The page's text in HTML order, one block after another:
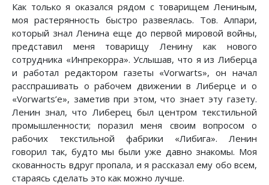
Как только я оказался рядом с товарищем Лениным,
моя растерянность быстро развеялась. Тов. Алпари,
который знал Ленина еще до первой мировой войны,
представил меня товарищу Ленину как нового
сотрудника «Инпрекорра». Услышав, что я из Либерца
и работал редактором газеты «Vorwarts», он начал
расспрашивать о рабочем движении в Либерце и о
«Vorwarts’e», заметив при этом, что знает эту газету.
Ленин знал, что Либерец был центром текстильной
промышленности; поразил меня своим вопросом о
рабочих текстильной фабрики «Либига». Ленин
говорил так, будто мы были уже давно знакомы. Моя
скованность вдруг пропала, и я рассказал ему обо всем,
стараясь сделать это как можно лучше.